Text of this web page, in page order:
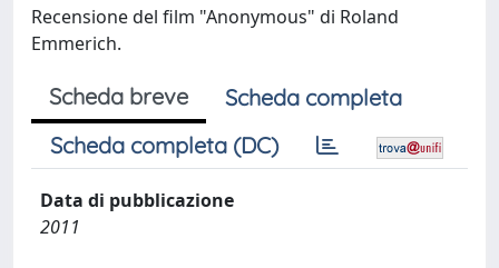
Recensione del film "Anonymous" di Roland
Emmerich.
Scheda breve
Scheda completa
Scheda completa (DC)
Data di pubblicazione
2011